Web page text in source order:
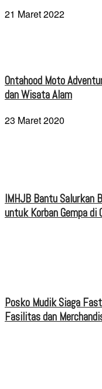
21 Maret 2022
Ontahood Moto
dan Wisata Alam
23 Maret 2020
IMHJB Bantu Salurkan
untuk Korban Gempa di
Posko Mudik Siaga
Fasilitas dan